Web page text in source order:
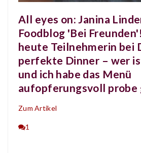
All eyes on: Janina
Foodblog 'Bei
heute Teilnehmerin bei
perfekte Dinner – wer
und ich habe das Menü
aufopferungsvoll probe
Zum Artikel
1